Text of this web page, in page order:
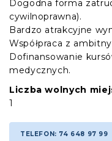
Dogodna forma
cywilnoprawna).
Bardzo atrakcyjne
Współpraca z
Dofinansowanie
medycznych.
Liczba wolnych
1
TELEFON: 74 648 97 99